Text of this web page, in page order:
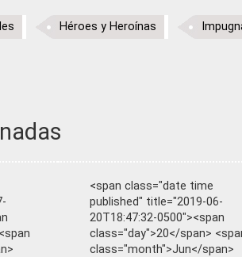
Héroes y Heroínas
<span class="date time
published" title="2019-06-
20T18:47:32-0500"><span
class="day">20</span>
class="month">Jun</span>